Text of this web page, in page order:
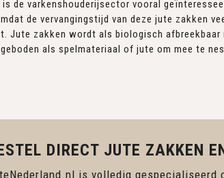
is de varkenshouderijsector vooral
de vervangingstijd van deze jute zakken
Jute zakken wordt als biologisch afbreekbaar
als spelmateriaal of jute om mee te
DIRECT JUTE ZAKKEN
is volledig